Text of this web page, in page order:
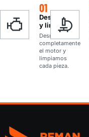
01
Desmontaje
y limpieza
Desmontamos
completamente
el motor y
limpiamos
cada pieza.